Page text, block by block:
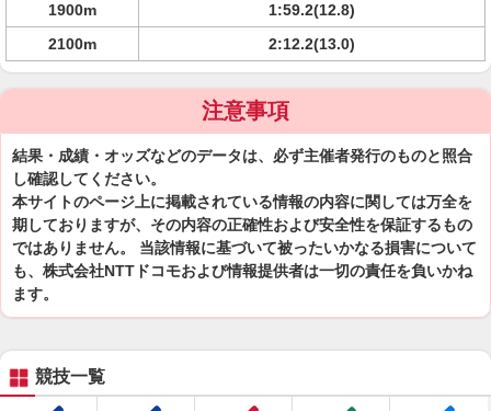
1900m
1:59.2(12.8)
2100m
2:12.2(13.0)
注意事項
結果・成績・オッズなどのデータは、必ず主催者発行のものと照合
し確認してください。
本サイトのページ上に掲載されている情報の内容に関しては万全を
期しておりますが、その内容の正確性および安全性を保証するもの
ではありません。 当該情報に基づいて被ったいかなる損害について
も、株式会社NTTドコモおよび情報提供者は一切の責任を負いかね
ます。
競技一覧